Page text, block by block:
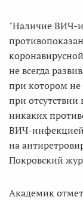
"Наличие ВИЧ-
не всегда
при котором не
при
никаких
ВИЧ-инфекцией
на
Покровский
Академик